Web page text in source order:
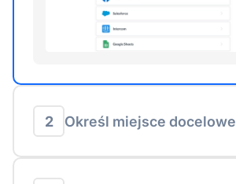
2 Określ miejsce docelowe